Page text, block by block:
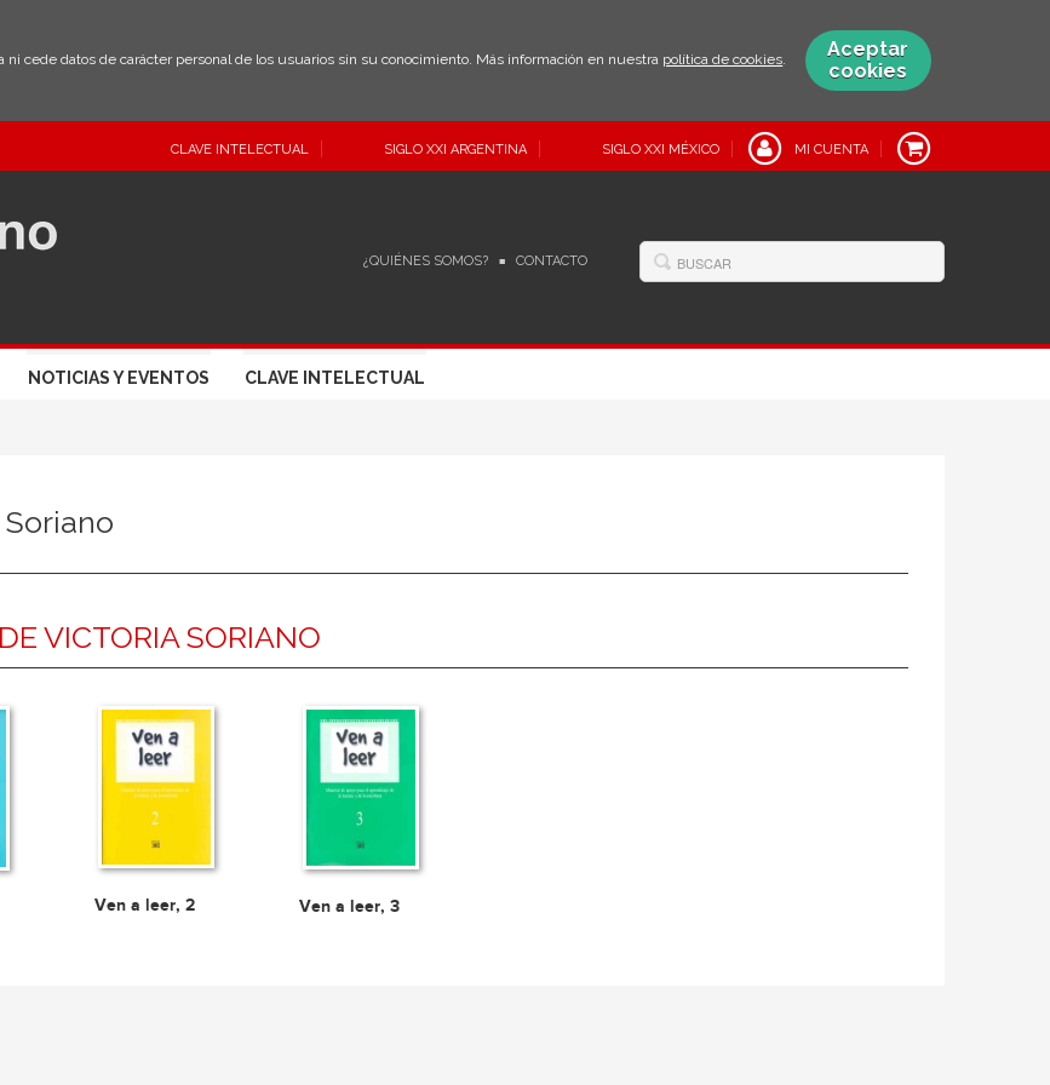
cede datos de carácter personal de los usuarios sin su conocimiento. Más información en nuestra política de cookies.
Aceptar
cookies
CLAVE INTELECTUAL SIGLO XXI ARGENTINA SIGLO XXI MÉXICO MI CUENTA
¿QUIÉNES SOMOS? CONTACTO
NOTICIAS Y EVENTOS CLAVE INTELECTUAL
VICTORIA SORIANO
Ven a leer, 2 Ven a leer, 3